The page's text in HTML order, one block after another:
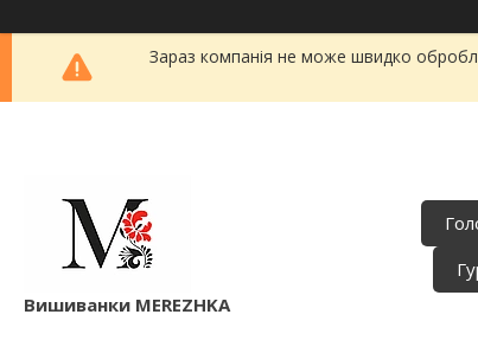
Зараз компанія не може швидко
Вишиванки MEREZHKA